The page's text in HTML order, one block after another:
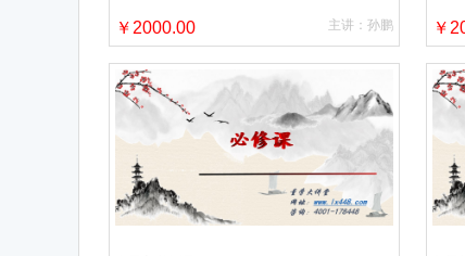
主讲：孙鹏
￥2000.00 ￥